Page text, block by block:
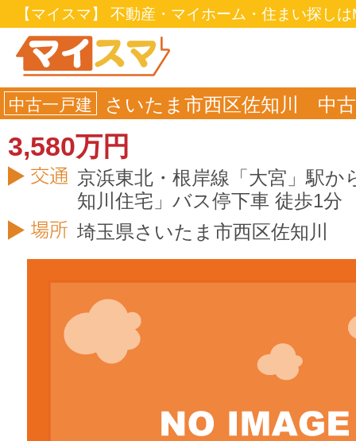
【マイスマ】 不動産・マイホーム・住まい探し
中古一戸建 さいたま市西区佐知川 中
3,580万円
京浜東北・根岸線「大宮」駅か
知川住宅」バス停下車 徒歩1分
埼玉県さいたま市西区佐知川